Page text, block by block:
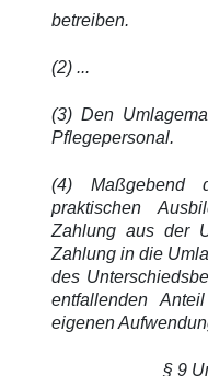
betreiben.
(2) ...
(3) Den
Pflegepersonal.
(4) Maßgebend
praktischen
Zahlung aus der
Zahlung in die
des
entfallenden
eigenen
§ 9